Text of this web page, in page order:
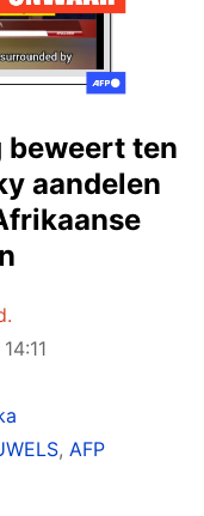
ten
aandelen
, AFP